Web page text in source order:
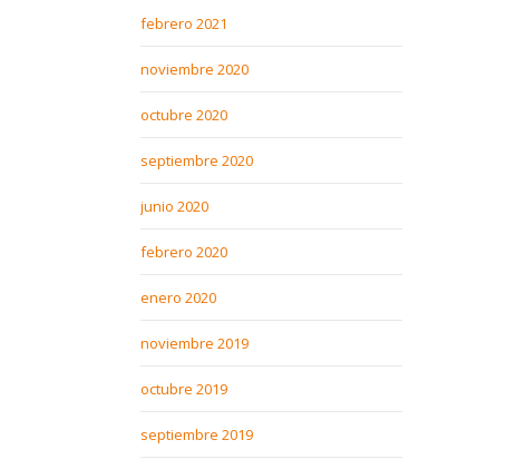
febrero 2021
noviembre 2020
octubre 2020
septiembre 2020
junio 2020
febrero 2020
enero 2020
noviembre 2019
octubre 2019
septiembre 2019